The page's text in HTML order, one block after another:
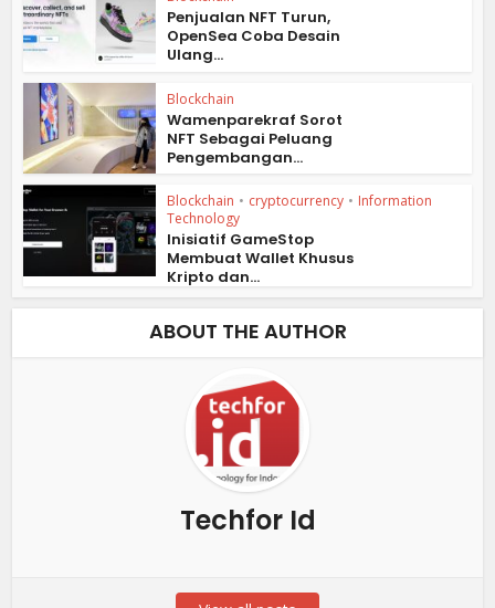
Penjualan NFT Turun,
OpenSea Coba Desain
Ulang...
Blockchain
Wamenparekraf Sorot
NFT Sebagai Peluang
Pengembangan...
Blockchain • cryptocurrency • Information
Technology
Inisiatif GameStop
Membuat Wallet Khusus
Kripto dan...
ABOUT THE AUTHOR
Techfor Id